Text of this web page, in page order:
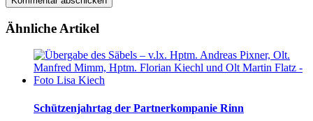
Ähnliche Artikel
Schützenjahrtag der Partnerkompanie Rinn